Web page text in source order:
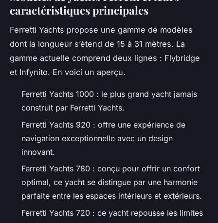
caractéristiques principales
Ferretti Yachts propose une gamme de modèles
dont la longueur s’étend de 15 à 31 mètres. La
gamme actuelle comprend deux lignes : Flybridge
et Infynito. En voici un aperçu.
Ferretti Yachts 1000 : le plus grand yacht jamais
construit par Ferretti Yachts.
Ferretti Yachts 920 : offre une expérience de
navigation exceptionnelle avec un design
innovant.
Ferretti Yachts 780 : conçu pour offrir un confort
optimal, ce yacht se distingue par une harmonie
parfaite entre les espaces intérieurs et extérieurs.
Ferretti Yachts 720 : ce yacht repousse les limites